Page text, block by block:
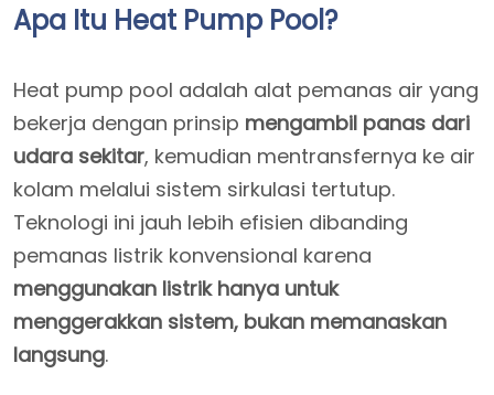
Apa Itu Heat Pump Pool?
Heat pump pool adalah alat pemanas air yang
bekerja dengan prinsip mengambil panas dari
udara sekitar, kemudian mentransfernya ke air
kolam melalui sistem sirkulasi tertutup.
Teknologi ini jauh lebih efisien dibanding
pemanas listrik konvensional karena
menggunakan listrik hanya untuk
menggerakkan sistem, bukan memanaskan
langsung.